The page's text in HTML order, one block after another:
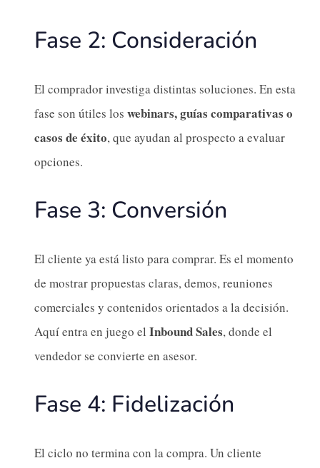
Fase 2: Consideración
El comprador investiga distintas soluciones. En esta
fase son útiles los webinars, guías comparativas o
casos de éxito, que ayudan al prospecto a evaluar
opciones.
Fase 3: Conversión
El cliente ya está listo para comprar. Es el momento
de mostrar propuestas claras, demos, reuniones
comerciales y contenidos orientados a la decisión.
Aquí entra en juego el Inbound Sales, donde el
vendedor se convierte en asesor.
Fase 4: Fidelización
El ciclo no termina con la compra. Un cliente